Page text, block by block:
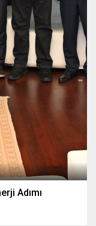
Adımı